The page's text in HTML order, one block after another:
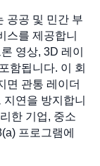
공공 및 민간 부
스를 제공합니
영상, 3D 레이
함됩니다. 이 회
면 관통 레이더
연을 방지합니
한 기업, 중소
프로그램에